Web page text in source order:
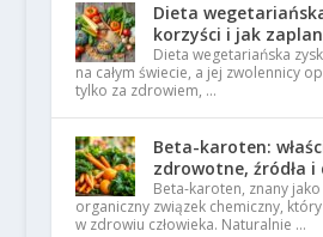
Dieta
korzyści i jak
Dieta wegetariańska
na całym świecie, a jej zwolennicy
tylko za zdrowiem, …
Beta-karoten:
zdrowotne, źródła i
Beta-karoten, znany
organiczny związek chemiczny,
w zdrowiu człowieka. Naturalnie …